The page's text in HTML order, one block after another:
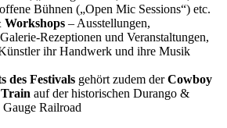
Bühnen („Open Mic Sessions“) etc.
– Ausstellungen,
Rezeptionen und Veranstaltungen,
ihr Handwerk und ihre Musik
des Festivals gehört zudem derCowboy
auf der historischen Durango &
Railroad